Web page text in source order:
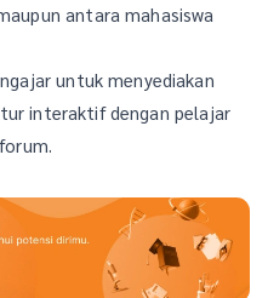
antara mahasiswa
untuk menyediakan
interaktif dengan pelajar